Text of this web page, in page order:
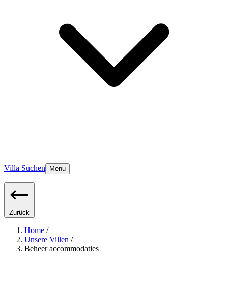
Villa Suchen Menu
Zurück
Home /
Unsere Villen /
Beheer accommodaties